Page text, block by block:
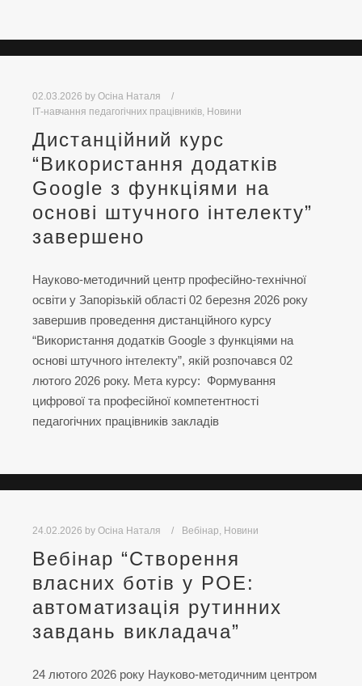
02.03.2026 by Осіна Наталя
ІТ-навчання педагогічних працівників Новини
Дистанційний курс
“Використання додатків
Google з функціями на
основі штучного інтелекту”
завершено
Науково-методичний центр професійно-технічної
освіти у Запорізькій області 02 березня 2026 року
завершив проведення дистанційного курсу
“Використання додатків Google з функціями на
основі штучного інтелекту”, якій розпочався 02
лютого 2026 року. Мета курсу: Формування
цифрової та професійної компетентності
педагогічних працівників закладів
24.02.2026 by Осіна Наталя Вебінар Новини
Вебінар “Створення
власних ботів у РOE:
автоматизація рутинних
завдань викладача”
24 лютого 2026 року Науково-методичним центром